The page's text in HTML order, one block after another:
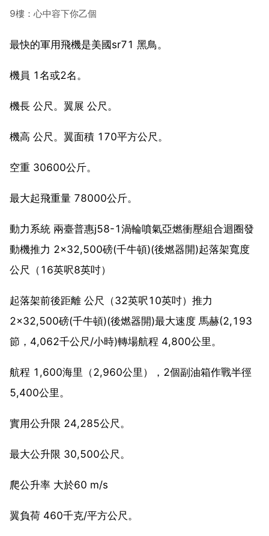
9樓：心中容下你乙個
最快的軍用飛機是美國sr71 黑鳥。
機員 1名或2名。
機長 公尺。翼展 公尺。
機高 公尺。翼面積 170平方公尺。
空重 30600公斤。
最大起飛重量 78000公斤。
動力系統 兩臺普惠j58-1渦輪噴氣亞燃衝壓組合迴圈發
動機推力 2×32,500磅(千牛頓)(後燃器開)起落架寬度
公尺（16英呎8英吋）
起落架前後距離 公尺（32英呎10英吋）推力
2×32,500磅(千牛頓)(後燃器開)最大速度 馬赫(2,193
節，4,062千公尺/小時)轉場航程 4,800公里。
航程 1,600海里（2,960公里），2個副油箱作戰半徑
5,400公里。
實用公升限 24,285公尺。
最大公升限 30,500公尺。
爬公升率 大於60 m/s
翼負荷 460千克/平方公尺。